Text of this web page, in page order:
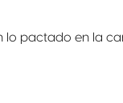
lo pactado en la